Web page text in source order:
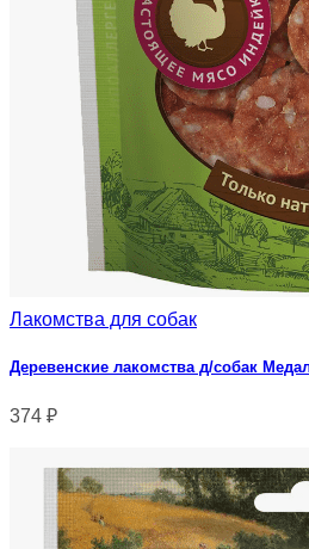
Лакомства для собак
Деревенские лакомства д/собак
374 ₽